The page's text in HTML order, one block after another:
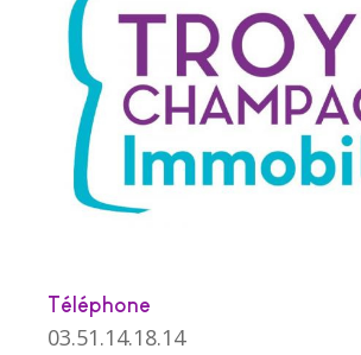
Téléphone
03.51.14.18.14